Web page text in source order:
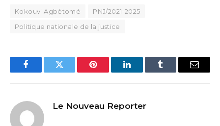
Kokouvi Agbétomé
PNJ/2021-2025
Politique nationale de la justice
FacebookTwitter Pinterest LinkedInTumblr Email
Le Nouveau Reporter